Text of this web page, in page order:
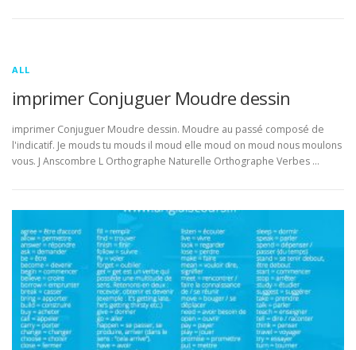
ALL
imprimer Conjuguer Moudre dessin
imprimer Conjuguer Moudre dessin. Moudre au passé composé de
l'indicatif. Je mouds tu mouds il moud elle moud on moud nous moulons
vous. J Anscombre L Orthographe Naturelle Orthographe Verbes …